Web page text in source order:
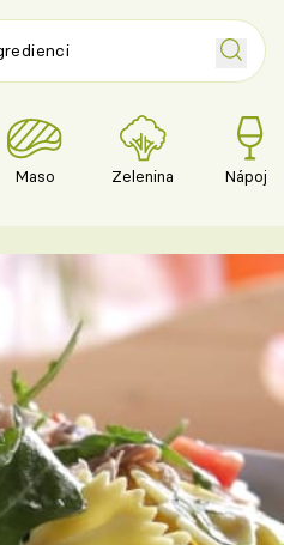
Maso Zelenina Nápoje